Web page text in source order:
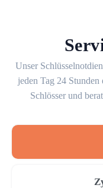
Unser
jeden Tag 24
Schlösser und